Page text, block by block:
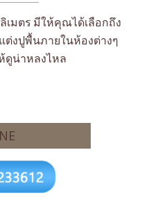
เมตร มีให้คุณได้เลือกถึง
ต่งปูพื้นภายในห้องต่างๆ
ดูน่าหลงไหล